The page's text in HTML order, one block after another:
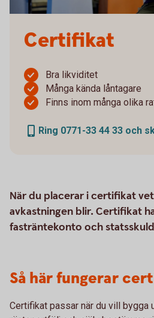
Certifikat
Bra likviditet
Många kända låntagare
Finns inom många olika
Ring 0771-33 44 33 och
När du placerar i certifikat
avkastningen blir. Certifikat
fasträntekonto och
Så här fungerar
Certifikat passar när du vill bygga